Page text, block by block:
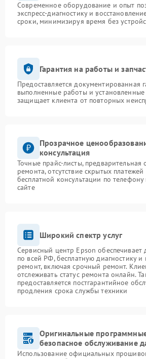
Современное оборудование и опыт
экспресс-диагностику и
сроки, минимизируя время без
Гарантия на работы и
Предоставляется документированная
выполненные работы и установленные
защищает клиента от повторных
Прозрачное
консультация
Точные прайс-листы, предварительная
ремонта, отсутствие скрытых
бесплатной консультации по
сайте
Широкий спектр услуг
Сервисный центр Epson обеспечивает
по всей РФ, бесплатную диагностику и
ремонт, включая срочный ремонт.
отслеживать статус ремонта онлайн.
предоставляется постгарантийное
продления срока службы техники
Оригинальные
безопасное обслуживание
Использование официальных